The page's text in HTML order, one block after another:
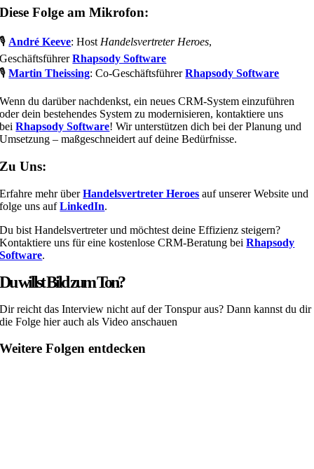
Diese Folge am Mikrofon:
🎙️ André Keeve: Host Handelsvertreter Heroes,
GeschäftsführerRhapsody Software
🎙️Martin Theissing: Co-GeschäftsführerRhapsody Software
Wenn du darüber nachdenkst, ein neues CRM-System einzuführen
oder dein bestehendes System zu modernisieren, kontaktiere uns
beiRhapsody Software! Wir unterstützen dich bei der Planung und
Umsetzung – maßgeschneidert auf deine Bedürfnisse.
Zu Uns:
Erfahre mehr überHandelsvertreter Heroes auf unserer Website und
folge uns aufLinkedIn.
Du bist Handelsvertreter und möchtest deine Effizienz steigern?
Kontaktiere uns für eine kostenlose CRM-Beratung beiRhapsody
Software.
Du willst Bild zum Ton?
Dir reicht das Interview nicht auf der Tonspur aus? Dann kannst du dir
die Folge hier auch als Video anschauen
Weitere Folgen entdecken